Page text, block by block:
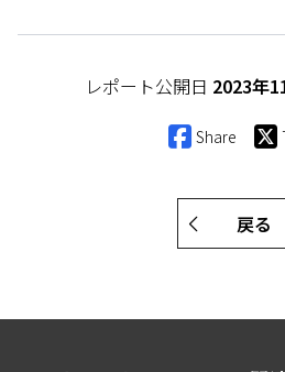
レポート公開日 2023年
Share
戻る